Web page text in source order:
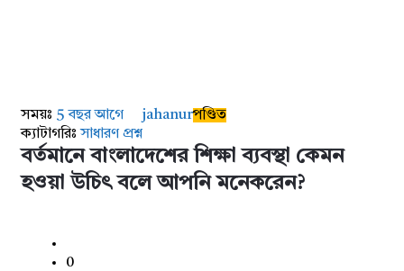
jahanurপণ্ডিত
সময়ঃ 5 বছর আগে
ক্যাটাগরিঃসাধারণ প্রশ্ন
বর্তমানে বাংলাদেশের শিক্ষা ব্যবস্থা কেমন
হওয়া উচিৎ বলে আপনি মনেকরেন?
0